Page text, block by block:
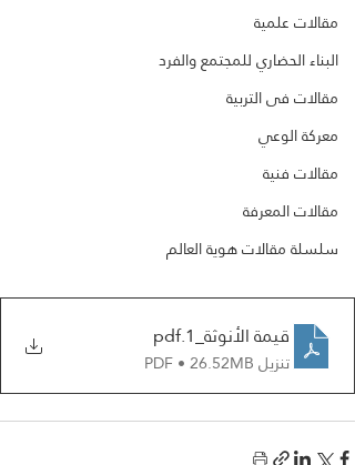
مقالات علمية
البناء الحضاري للمجتمع والفرد
مقالات فى التربية
معركة الوعي
مقالات فنية
مقالات المعرفة
سلسلة مقالات هوية العالم
قيمة الأنوثة_1 .pdf
تنزيل PDF • 26.52MB